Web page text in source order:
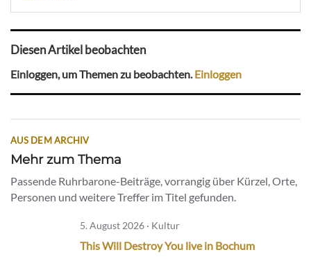
Diesen Artikel beobachten
Einloggen, um Themen zu beobachten.Einloggen
AUS DEM ARCHIV
Mehr zum Thema
Passende Ruhrbarone-Beiträge, vorrangig über Kürzel, Orte,
Personen und weitere Treffer im Titel gefunden.
5. August 2026 · Kultur
This Will Destroy You live in Bochum